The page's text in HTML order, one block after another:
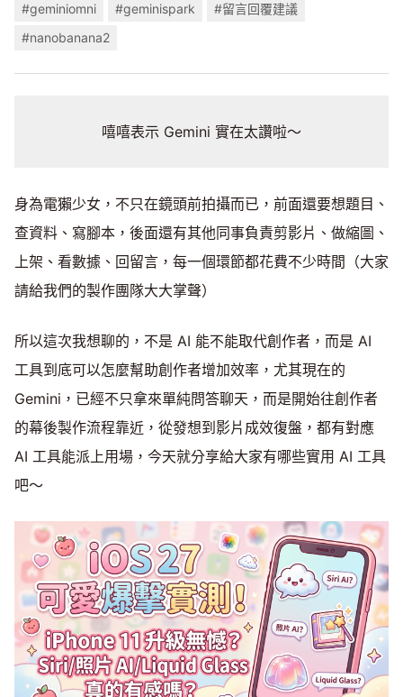
#geminiomni
#geminispark
#留言回覆建議
#nanobanana2
嘻嘻表示 Gemini 實在太讚啦～
身為電獺少女，不只在鏡頭前拍攝而已，前面還要想題目、
查資料、寫腳本，後面還有其他同事負責剪影片、做縮圖、
上架、看數據、回留言，每一個環節都花費不少時間（大家
請給我們的製作團隊大大掌聲）
所以這次我想聊的，不是 AI 能不能取代創作者，而是 AI
工具到底可以怎麼幫助創作者增加效率，尤其現在的
Gemini，已經不只拿來單純問答聊天，而是開始往創作者
的幕後製作流程靠近，從發想到影片成效復盤，都有對應
AI 工具能派上用場，今天就分享給大家有哪些實用 AI 工具
吧～